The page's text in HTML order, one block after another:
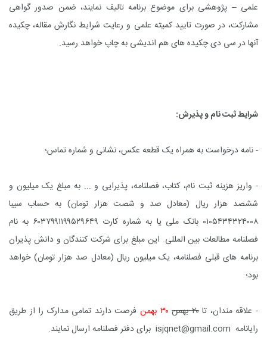
علمی – پژوهشی برای موضوع برنامه تالیف نمایند، ضمن صدور گواهی
مشارکت، در صورت تایید کمیته علمی و رعایت شرایط نگارش مقاله، چکیده
آنها در سی دی چکیده های هم اندیشی به چاپ خواهد رسید.
شرایط ثبت نام و پذیرش:
- نامه درخواست به همراه یک قطعه عکس، نشانی و شماره تماس؛
- واریز هزینه ثبت نام، کتاب، فصلنامه، پذیرایی و ... به مبلغ یک میلیون و
ششصد هزار ریال (معادل صد و شصت هزار تومان) به حساب سیبا
۰۱۰۵۴۳۴۳۲۴۰۰۸ بانک ملی یا به شماره کارت ۶۰۳۷۹۹۱۱۹۹۵۲۹۶۴۹ به نام
فصلنامه مطالعات بین المللی. این مبلغ برای شرکت کنندگان و دانش پذیران
برنامه های قبلی فصلنامه، یک میلیون ریال (معادل صد هزار تومان) خواهد
بود؛
- علاقه مندان، تا۲۰ بهمن ۳۰ بهمن
فرصت دارند تمامی مدارک را از طریق
رایانامه isjqnet@gmail.com برای دفتر فصلنامه ارسال نمایند.